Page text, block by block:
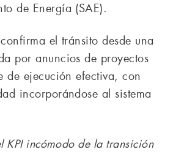
de Energía (SAE).
el tránsito desde una
por anuncios de proyectos
de ejecución efectiva, con
incorporándose al sistema
KPI incómodo de la transición